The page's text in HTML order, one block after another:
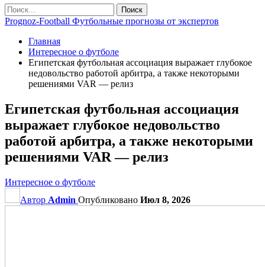
Prognoz-Football Футбольные прогнозы от экспертов
Главная
Интересное о футболе
Египетская футбольная ассоциация выражает глубокое
недовольство работой арбитра, а также некоторыми
решениями VAR — релиз
Египетская футбольная ассоциация
выражает глубокое недовольство
работой арбитра, а также некоторыми
решениями VAR — релиз
Интересное о футболе
Автор Admin Опубликовано Июл 8, 2026